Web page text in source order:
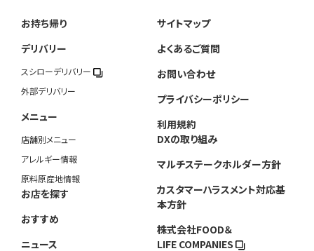
お持ち帰り
デリバリー
スシローデリバリー
外部デリバリー
メニュー
店舗別メニュー
アレルギー情報
原料原産地情報
お店を探す
おすすめ
ニュース
サイトマップ
よくあるご質問
お問い合わせ
プライバシーポリシー
利用規約
DXの取り組み
マルチステークホルダー方針
カスタマーハラスメント対応基
本方針
株式会社FOOD＆
LIFE COMPANIES